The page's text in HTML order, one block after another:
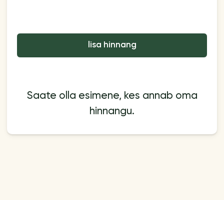
lisa hinnang
Saate olla esimene, kes annab oma
hinnangu.